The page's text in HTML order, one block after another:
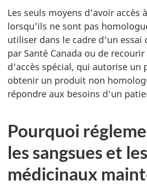
Les seuls moyens d'avoir accès
lorsqu'ils ne sont pas
utiliser dans le cadre d'un essai
par Santé Canada ou de
d'accès spécial, qui autorise un
obtenir un produit non
répondre aux besoins d'un
Pourquoi
les sangsues et
médicinaux